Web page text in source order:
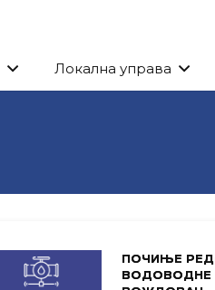
Локална управа
ПОЧИЊЕ
ВОДОВОДНЕ